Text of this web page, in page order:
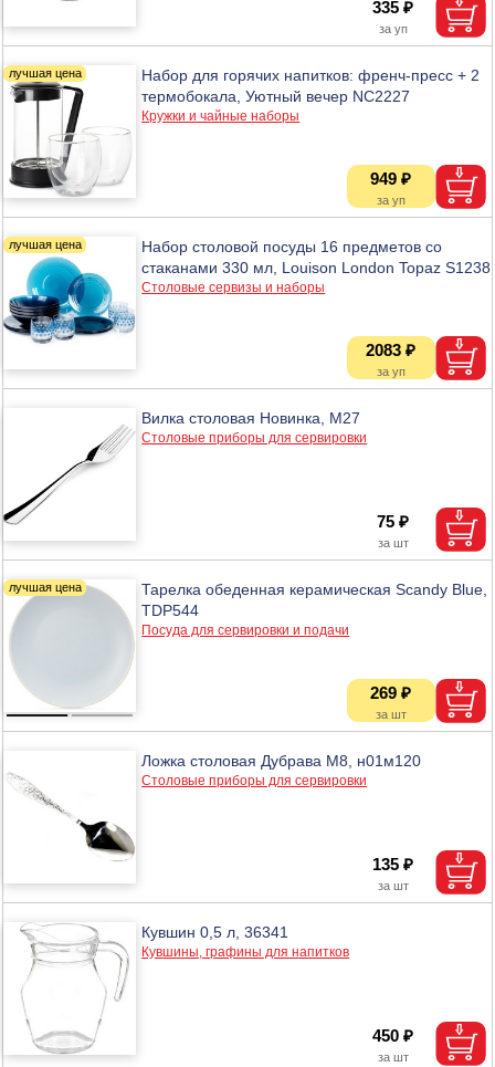
335 ₽
Набор для горячих напитков: френч-пресс + 2
термобокала, Уютный вечер NC2227
Кружки и чайные наборы
949 ₽
Набор столовой посуды 16 предметов со
стаканами 330 мл, Louison London Topaz S1238
Столовые сервизы и наборы
2083 ₽
Вилка столовая Новинка, М27
Столовые приборы для сервировки
75 ₽
Тарелка обеденная керамическая Scandy Blue,
TDP544
Посуда для сервировки и подачи
269 ₽
Ложка столовая Дубрава М8, н01м120
Столовые приборы для сервировки
135 ₽
Кувшин 0,5 л, 36341
Кувшины, графины для напитков
450 ₽